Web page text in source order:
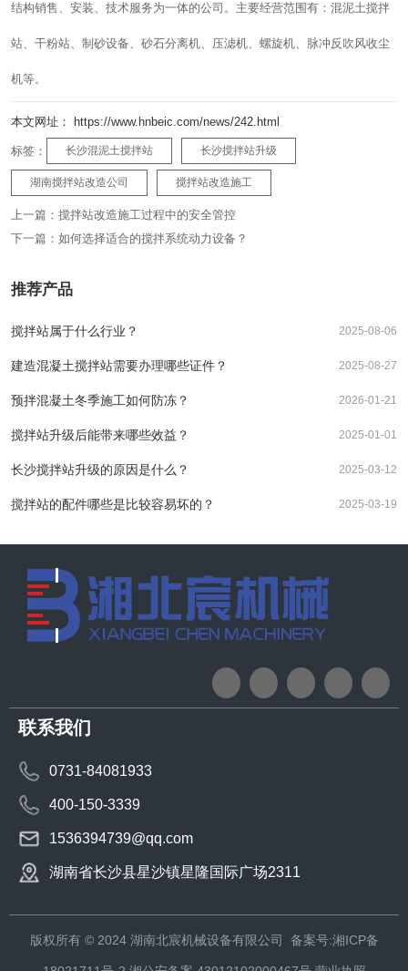
结构销售、安装、技术服务为一体的公司。主要经营范围有：混泥土搅拌
站、干粉站、制砂设备、砂石分离机、压滤机、螺旋机、脉冲反吹风收尘
机等。
本文网址： https://www.hnbeic.com/news/242.html
标签： 长沙混泥土搅拌站 长沙搅拌站升级
湖南搅拌站改造公司 搅拌站改造施工
上一篇： 搅拌站改造施工过程中的安全管控
下一篇： 如何选择适合的搅拌系统动力设备？
推荐产品
2025-08-06
搅拌站属于什么行业？
2025-08-27
建造混凝土搅拌站需要办理哪些证件？
2026-01-21
预拌混凝土冬季施工如何防冻？
2025-01-01
搅拌站升级后能带来哪些效益？
2025-03-12
长沙搅拌站升级的原因是什么？
2025-03-19
搅拌站的配件哪些是比较容易坏的？
联系我们
0731-84081933
400-150-3339
1536394739@qq.com
湖南省长沙县星沙镇星隆国际广场2311
版权所有 © 2024 湖南北宸机械设备有限公司 备案号:湘ICP备